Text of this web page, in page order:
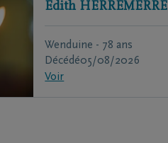
Edith HERREMERRE
Wenduine - 78 ans
Décédé05/08/2026
Voir